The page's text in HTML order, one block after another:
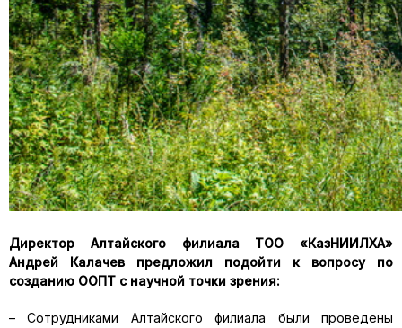
Директор Алтайского филиала ТОО «КазНИИЛХА»
Андрей Калачев предложил подойти к вопросу по
созданию ООПТ с научной точки зрения:
– Сотрудниками Алтайского филиала были проведены